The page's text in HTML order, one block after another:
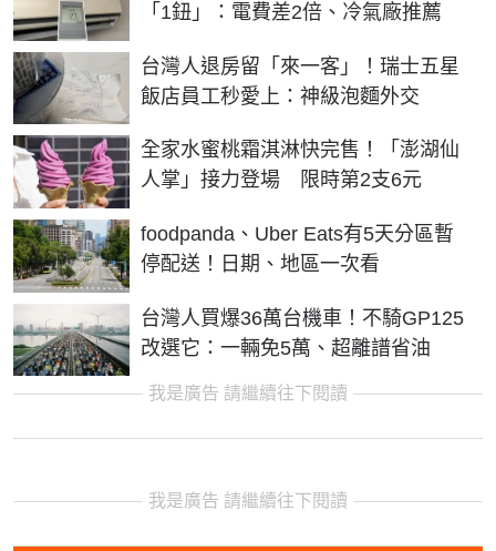
「1鈕」：電費差2倍、冷氣廠推薦
台灣人退房留「來一客」！瑞士五星
飯店員工秒愛上：神級泡麵外交
全家水蜜桃霜淇淋快完售！「澎湖仙
人掌」接力登場 限時第2支6元
foodpanda、Uber Eats有5天分區暫
停配送！日期、地區一次看
台灣人買爆36萬台機車！不騎GP125
改選它：一輛免5萬、超離譜省油
我是廣告 請繼續往下閱讀
我是廣告 請繼續往下閱讀